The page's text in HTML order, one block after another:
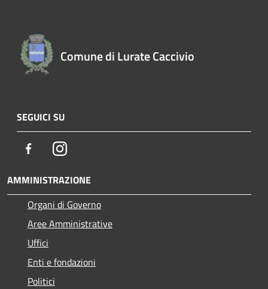
Comune di Lurate Caccivio
SEGUICI SU
FacebookInstagram
AMMINISTRAZIONE
Organi di Governo
Aree Amministrative
Uffici
Enti e fondazioni
Politici